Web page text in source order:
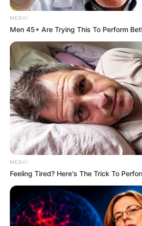
MEDVI
Men 45+ Are Trying This To Perform
MEDVI
Feeling Tired? Here's The Trick To